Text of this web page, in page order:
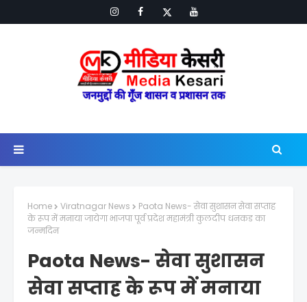
Home Viratnagar News
Paota News- सेवा सुशासन सेवा सप्ताह
के रूप में मनाया जायेगा भाजपा पूर्व प्रदेश महामंत्री कुलदीप धनकड का
जन्मदिन
Paota News- सेवा सुशासन
सेवा सप्ताह के रूप में मनाया